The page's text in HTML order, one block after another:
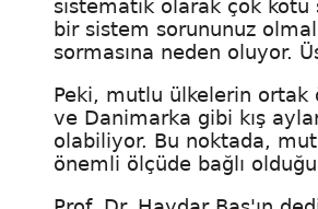
sistematik olarak çok kötü
bir sistem sorununuz
sormasına neden oluyor.
Peki, mutlu ülkelerin ortak
ve Danimarka gibi kış
olabiliyor. Bu noktada,
önemli ölçüde bağlı